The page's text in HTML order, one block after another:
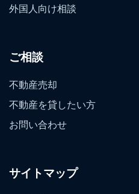
外国人向け相談
ご相談
不動産売却
不動産を貸したい方
お問い合わせ
サイトマップ